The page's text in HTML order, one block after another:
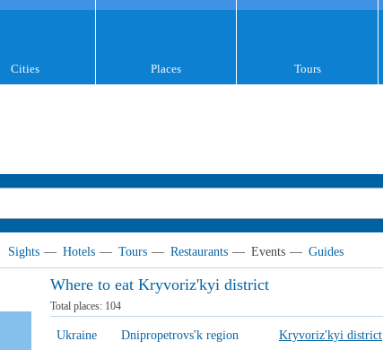
Cities Places Tours
Sights — Hotels — Tours — Restaurants — Events — Guides
Where to eat Kryvoriz'kyi district
Total places: 104
Ukraine Dnipropetrovs'k region Kryvoriz'kyi district